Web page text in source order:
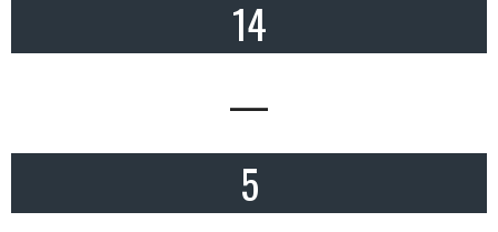
14
—
5